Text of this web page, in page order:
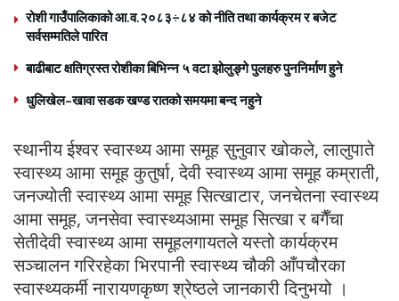
रोशी गाउँपालिकाको आ.व.२०८३÷८४ को नीति तथा कार्यक्रम र बजेट
सर्वसम्मतिले पारित
बाढीबाट क्षतिग्रस्त रोशीका बिभिन्न ५ वटा झोलुङ्गे पुलहरु पुननिर्माण हुने
धुलिखेल–खावा सडक खण्ड रातको समयमा बन्द नहुने
स्थानीय ईश्वर स्वास्थ्य आमा समूह सुनुवार खोकले, लालुपाते
स्वास्थ्य आमा समूह कुतुर्षा, देवी स्वास्थ्य आमा समूह कम्राती,
जनज्योती स्वास्थ्य आमा समूह सित्खाटार, जनचेतना स्वास्थ्य
आमा समूह, जनसेवा स्वास्थ्यआमा समूह सित्खा र बगैँचा
सेतीदेवी स्वास्थ्य आमा समूहलगायतले यस्तो कार्यक्रम
सञ्चालन गरिरहेका भिरपानी स्वास्थ्य चौकी आँपचौरका
स्वास्थ्यकर्मी नारायणकृष्ण श्रेष्ठले जानकारी दिनुभयो ।